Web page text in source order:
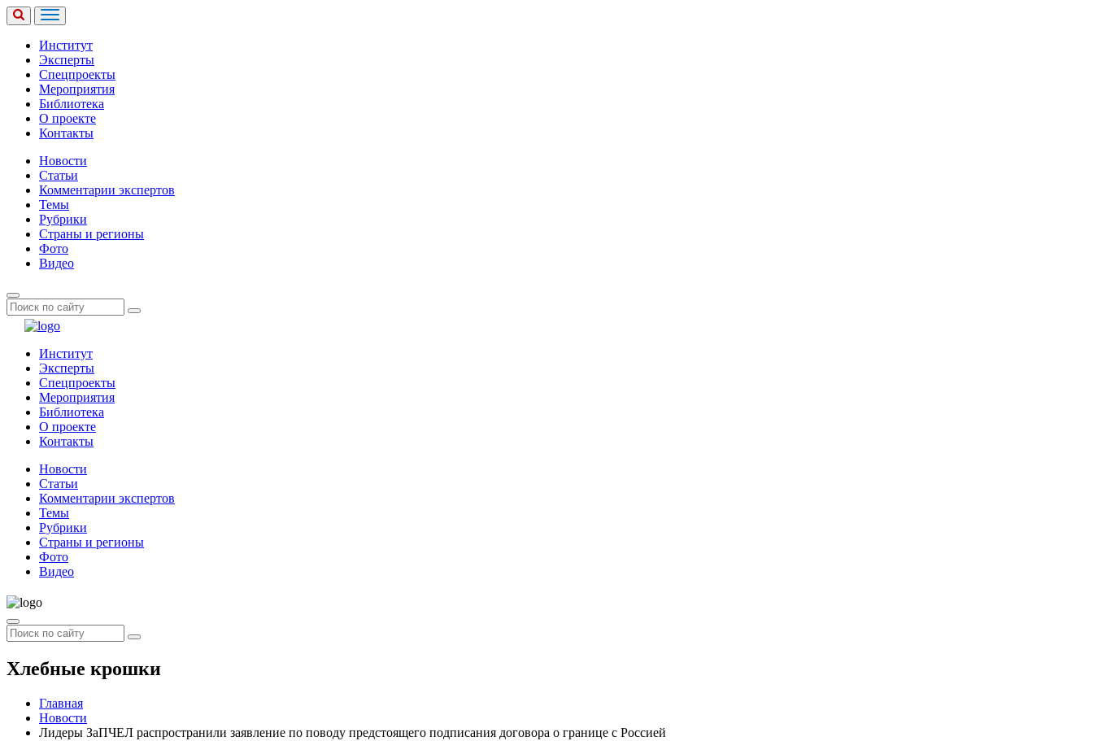
Институт
Эксперты
Спецпроекты
Мероприятия
Библиотека
О проекте
Контакты
Новости
Статьи
Комментарии экспертов
Темы
Рубрики
Страны и регионы
Фото
Видео
Институт
Эксперты
Спецпроекты
Мероприятия
Библиотека
О проекте
Контакты
Новости
Статьи
Комментарии экспертов
Темы
Рубрики
Страны и регионы
Фото
Видео
Хлебные крошки
Главная
Новости
Лидеры ЗаПЧЕЛ распространили заявление по поводу предстоящего подписания договора о границе с Россией